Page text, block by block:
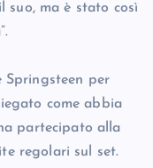
suo, ma è stato così
Springsteen per
come abbia
partecipato alla
regolari sul set.